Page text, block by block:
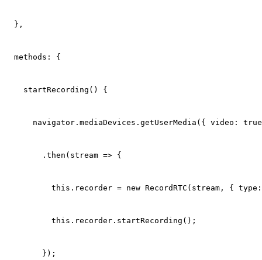
  },
  methods: {
    startRecording() {
navigator.mediaDevices.getUserMedia({ video:
        .then(stream => {
this.recorder = new RecordRTC(stream, {
          this.recorder.startRecording();
        });